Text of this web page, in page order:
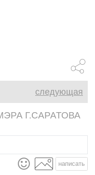
следующая
Г.САРАТОВА
написать